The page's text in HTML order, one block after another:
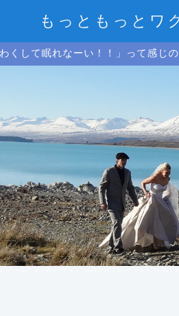
もっともっとワ
くして眠れなーい！！」って感じ